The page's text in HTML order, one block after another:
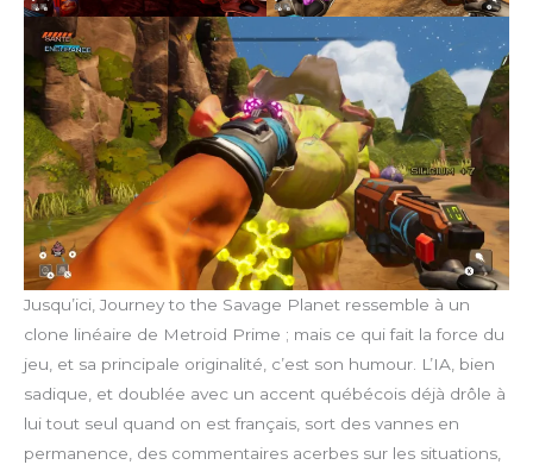
Jusqu’ici, Journey to the Savage Planet ressemble à un
clone linéaire de Metroid Prime ; mais ce qui fait la force du
jeu, et sa principale originalité, c’est son humour. L’IA, bien
sadique, et doublée avec un accent québécois déjà drôle à
lui tout seul quand on est français, sort des vannes en
permanence, des commentaires acerbes sur les situations,